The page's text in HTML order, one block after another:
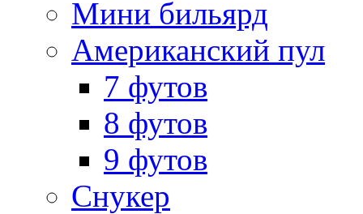
Мини бильярд
Американский пул
7 футов
8 футов
9 футов
Снукер